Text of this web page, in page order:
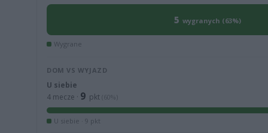
5 wygranych (63%)
Wygrane
DOM VS WYJAZD
U siebie
4 mecze · 9 pkt (60%)
U siebie · 9 pkt